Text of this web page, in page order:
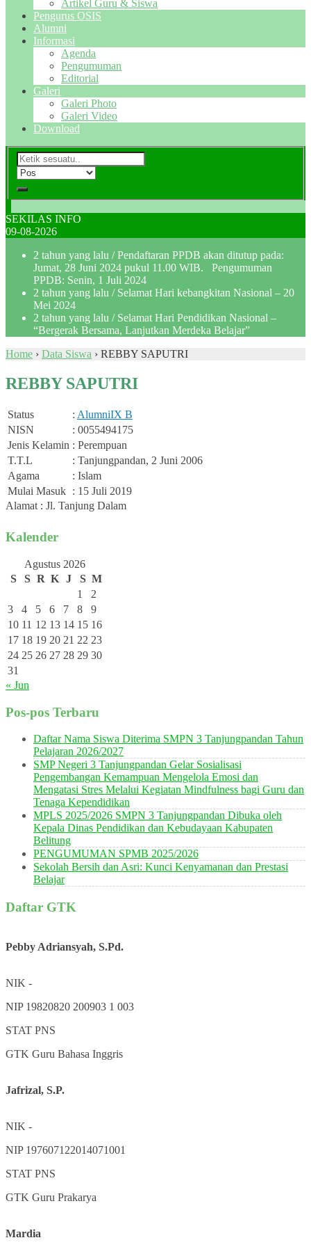
Artikel Guru & Siswa
Pengurus OSIS
Alumni
Informasi
Agenda
Pengumuman
Editorial
Galeri
Galeri Photo
Galeri Video
Download
SEKILAS INFO
09-08-2026
2 tahun yang lalu / Pendaftaran PPDB akan ditutup pada:
Jumat, 28 Juni 2024 pukul 11.00 WIB. Pengumuman
PPDB: Senin, 1 Juli 2024
2 tahun yang lalu / Selamat Hari kebangkitan Nasional – 20
Mei 2024
2 tahun yang lalu / Selamat Hari Pendidikan Nasional –
“Bergerak Bersama, Lanjutkan Merdeka Belajar”
Home › Data Siswa › REBBY SAPUTRI
REBBY SAPUTRI
Status : AlumniIX B
NISN
: 0055494175
Jenis Kelamin : Perempuan
T.T.L
: Tanjungpandan, 2 Juni 2006
Agama
: Islam
Mulai Masuk : 15 Juli 2019
Alamat : Jl. Tanjung Dalam
Kalender
Agustus 2026
S
S R K J S M
1
2
3
4 5 6 7 8
9
10 11 12 13 14 15 16
17 18 19 20 21 22 23
24 25 26 27 28 29 30
31
« Jun
Pos-pos Terbaru
Daftar Nama Siswa Diterima SMPN 3 Tanjungpandan Tahun
Pelajaran 2026/2027
SMP Negeri 3 Tanjungpandan Gelar Sosialisasi
Pengembangan Kemampuan Mengelola Emosi dan
Mengatasi Stres Melalui Kegiatan Mindfulness bagi Guru dan
Tenaga Kependidikan
MPLS 2025/2026 SMPN 3 Tanjungpandan Dibuka oleh
Kepala Dinas Pendidikan dan Kebudayaan Kabupaten
Belitung
PENGUMUMAN SPMB 2025/2026
Sekolah Bersih dan Asri: Kunci Kenyamanan dan Prestasi
Belajar
Daftar GTK
Pebby Adriansyah, S.Pd.
NIK -
NIP 19820820 200903 1 003
STAT PNS
GTK Guru Bahasa Inggris
Jafrizal, S.P.
NIK -
NIP 197607122014071001
STAT PNS
GTK Guru Prakarya
Mardia